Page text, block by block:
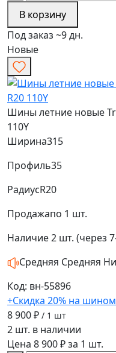
В корзину
Под заказ ~9 дн.
Новые
Шины летние новые
110Y
Ширина315
Профиль35
РадиусR20
Продажапо 1 шт.
Наличие2 шт. (через
Средняя Средняя
Код: вн-55896
+Скидка 20% на
8 900 ₽ / 1 шт
2 шт. в наличии
Цена 8 900 ₽ за 1 шт.